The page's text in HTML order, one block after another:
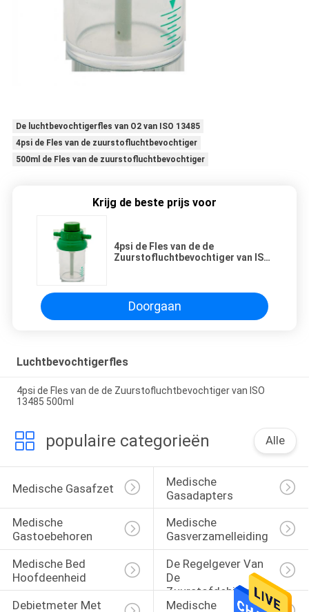
De luchtbevochtigerfles van O2 van ISO 13485
4psi de Fles van de zuurstofluchtbevochtiger
500ml de Fles van de zuurstofluchtbevochtiger
Krijg de beste prijs voor
4psi de Fles van de de
Zuurstofluchtbevochtiger van ISO
Doorgaan
Luchtbevochtigerfles
4psi de Fles van de de Zuurstofluchtbevochtiger van ISO
13485 500ml
populaire categorieën Alle
Medische Gasafzet
Medische
Gasadapters
Medische
Gastoebehoren
Medische
Gasverzamelleiding
Medische Bed
Hoofdeenheid
De Regelgever Van
De
Zuurstofdebietmeter
Met
Debietmeter Met
Medische